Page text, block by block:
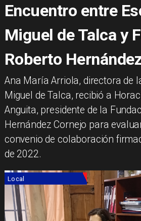
Encuentro entre
Miguel de Talca y
Roberto
Ana María Arriola, directora de
Miguel de Talca, recibió a
Anguita, presidente de la
Hernández Cornejo para
convenio de colaboración
de 2022.
Local